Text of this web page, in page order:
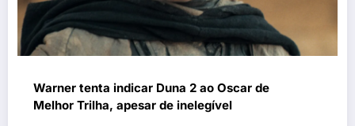
Warner tenta indicar Duna 2 ao Oscar de
Melhor Trilha, apesar de inelegível